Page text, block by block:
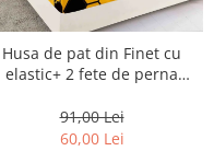
Husa de pat din Finet cu
elastic+ 2 fete de perna
91,00 Lei
60,00 Lei